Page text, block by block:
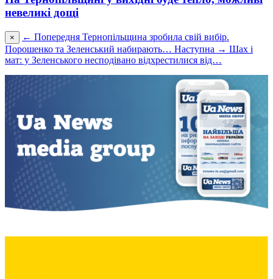
невеликі дощі
× ← Попередня Тернопільщина зробила свій вибір.
Порошенко та Зеленський набирають… Наступна → Шах і
мат: у Зеленського несподівано відхрестилися від…